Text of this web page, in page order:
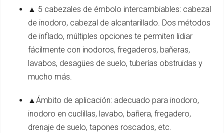
▲ 5 cabezales de émbolo intercambiables: cabezal
de inodoro, cabezal de alcantarillado. Dos métodos
de inflado, múltiples opciones te permiten lidiar
fácilmente con inodoros, fregaderos, bañeras,
lavabos, desagües de suelo, tuberías obstruidas y
mucho más.
▲Ámbito de aplicación: adecuado para inodoro,
inodoro en cuclillas, lavabo, bañera, fregadero,
drenaje de suelo, tapones roscados, etc.